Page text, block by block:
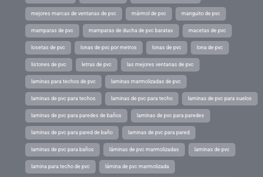
mejores marcas de ventanas de pvc mármol de pvc manguito de pvc
mamparas de pvc mamparas de ducha de pvc baratas macetas de pvc
losetas de pvc lonas de pvc por metros lonas de pvc lona de pvc
listones de pvc letras de pvc las mejores ventanas de pvc
laminas para techos de pvc laminas marmolizadas de pvc
laminas de pvc para techos laminas de pvc para techo laminas de pvc para suelos
laminas de pvc para paredes de baños laminas de pvc para paredes
laminas de pvc para pared de baño laminas de pvc para pared
laminas de pvc para baños láminas de pvc marmolizadas laminas de pvc
lamina para techo de pvc lámina de pvc marmolizada